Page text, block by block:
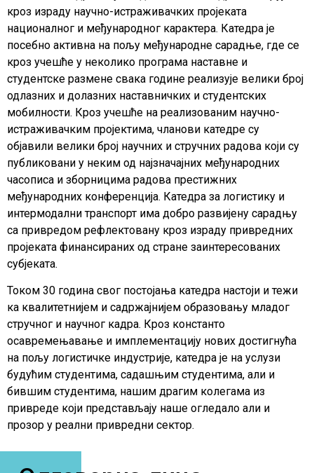
кроз израду научно-истраживачких пројеката
националног и међународног карактера. Катедра је
посебно активна на пољу међународне сарадње, где се
кроз учешће у неколико програма наставне и
студентске размене свака године реализује велики број
одлазних и долазних наставничких и студентских
мобилности. Кроз учешће на реализованим научно-
истраживачким пројектима, чланови катедре су
објавили велики број научних и стручних радова који су
публиковани у неким од најзначајних међународних
часописа и зборницима радова престижних
међународних конференција. Катедра за логистику и
интермодални транспорт има добро развијену сарадњу
са привредом рефлектовану кроз израду привредних
пројеката финансираних од стране заинтересованих
субјеката.
Током 30 година свог постојања катедра настоји и тежи
ка квалитетнијем и садржајнијем образовању младог
стручног и научног кадра. Кроз константо
осавремењавање и имплементацију нових достигнућа
на пољу логистичке индустрије, катедра је на услузи
будућим студентима, садашњим студентима, али и
бившим студентима, нашим драгим колегама из
привреде који представљају наше огледало али и
прозор у реални привредни сектор.